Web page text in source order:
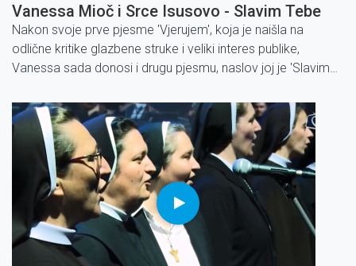
Vanessa Mioč i Srce Isusovo - Slavim Tebe
Nakon svoje prve pjesme 'Vjerujem', koja je naišla na
odlične kritike glazbene struke i veliki interes publike,
Vanessa sada donosi i drugu pjesmu, naslov joj je 'Slavim